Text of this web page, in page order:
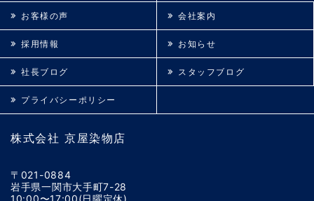
株式会社 京屋染物店
〒021-0884
岩手県一関市大手町7-28
10:00〜17:00(日曜定休)
お客様の声 会社案内
採用情報 お知らせ
社長ブログ スタッフブログ
プライバシーポリシー